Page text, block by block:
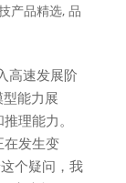
产品精选, 品
高速发展阶
能力展
理能力。
在发生变
个疑问，我